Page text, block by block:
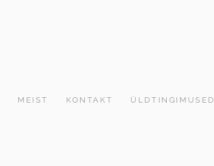
MEIST KONTAKT ÜLDTINGIMUSED